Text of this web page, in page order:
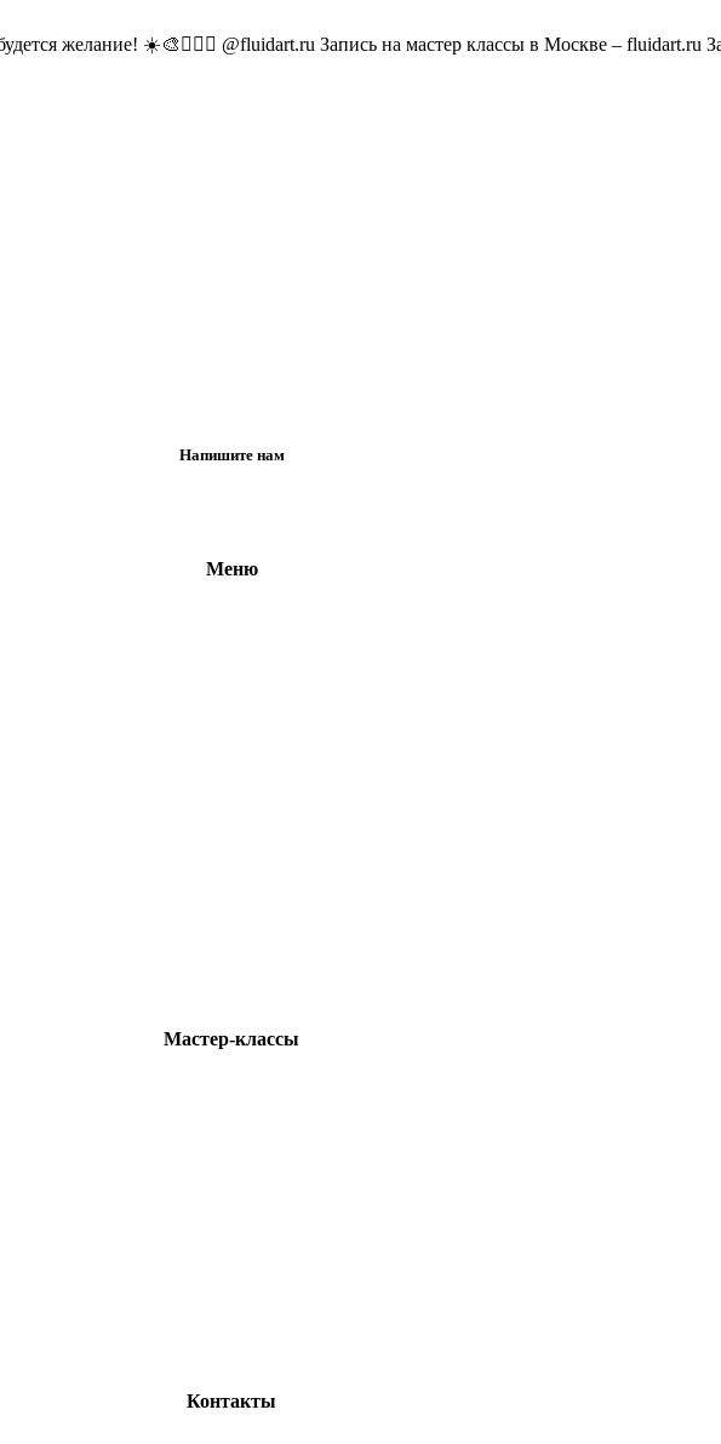
желание! ☀️🎨🙋🏼‍♀️ @fluidart.ru Запись на мастер классы в Москве – fluidart.ru
Напишите нам
Меню
Мастер-классы
Контакты